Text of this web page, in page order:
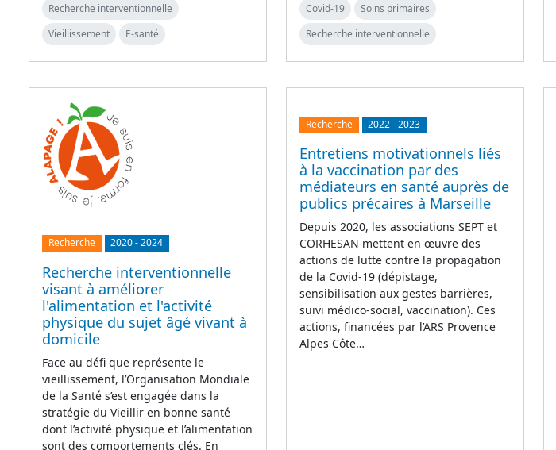
Recherche interventionnelle
Vieillissement
E-santé
Covid-19
Soins primaires
Recherche interventionnelle
Recherche 2020-2024
Recherche interventionnelle
visant à améliorer
l'alimentation et l'activité
physique du sujet âgé vivant à
domicile
Face au défi que représente le
vieillissement, l’Organisation Mondiale
de la Santé s’est engagée dans la
stratégie du Vieillir en bonne santé
dont l’activité physique et l’alimentation
sont des comportements clés. En
Recherche 2022-2023
Entretiens motivationnels liés
à la vaccination par des
médiateurs en santé auprès de
publics précaires à Marseille
Depuis 2020, les associations SEPT et
CORHESAN mettent en œuvre des
actions de lutte contre la propagation
de la Covid-19 (dépistage,
sensibilisation aux gestes barrières,
suivi médico-social, vaccination). Ces
actions, financées par l’ARS Provence
Alpes Côte…